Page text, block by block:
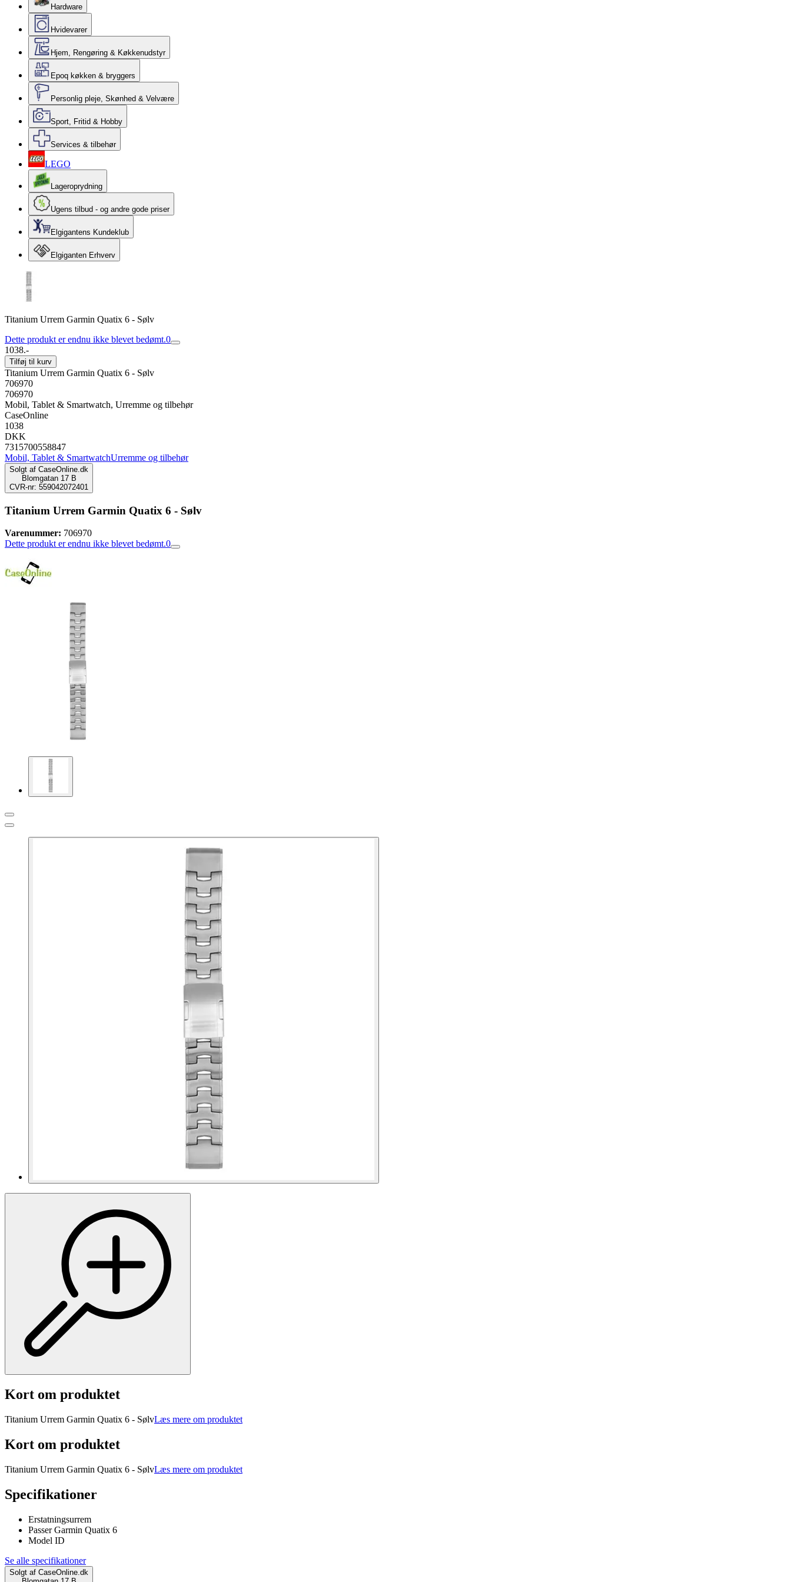
Hardware
Hvidevarer
Hjem, Rengøring & Køkkenudstyr
Epoq køkken & bryggers
Personlig pleje, Skønhed & Velvære
Sport, Fritid & Hobby
Services & tilbehør
LEGO
Lageroprydning
Ugens tilbud - og andre gode priser
Elgigantens Kundeklub
Elgiganten Erhverv
Titanium Urrem Garmin Quatix 6 - Sølv
Dette produkt er endnu ikke blevet bedømt.0
1038.-
Tilføj til kurv
Titanium Urrem Garmin Quatix 6 - Sølv
706970
706970
Mobil, Tablet & Smartwatch, Urremme og tilbehør
CaseOnline
1038
DKK
7315700558847
Mobil, Tablet & SmartwatchUrremme og tilbehør
Solgt af CaseOnline.dk
Blomgatan 17 B
CVR-nr: 559042072401
Titanium Urrem Garmin Quatix 6 - Sølv
Varenummer: 706970
Dette produkt er endnu ikke blevet bedømt.0
Kort om produktet
Titanium Urrem Garmin Quatix 6 - SølvLæs mere om produktet
Kort om produktet
Titanium Urrem Garmin Quatix 6 - SølvLæs mere om produktet
Specifikationer
Erstatningsurrem
Passer Garmin Quatix 6
Model ID
Se alle specifikationer
Solgt af CaseOnline.dk